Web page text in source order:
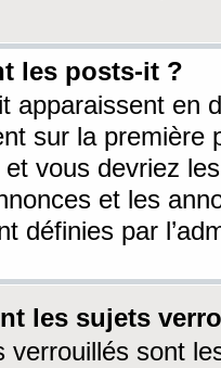
les posts-it ?
apparaissent en
sur la première
vous devriez
et les
définies par
les sujets
verrouillés sont